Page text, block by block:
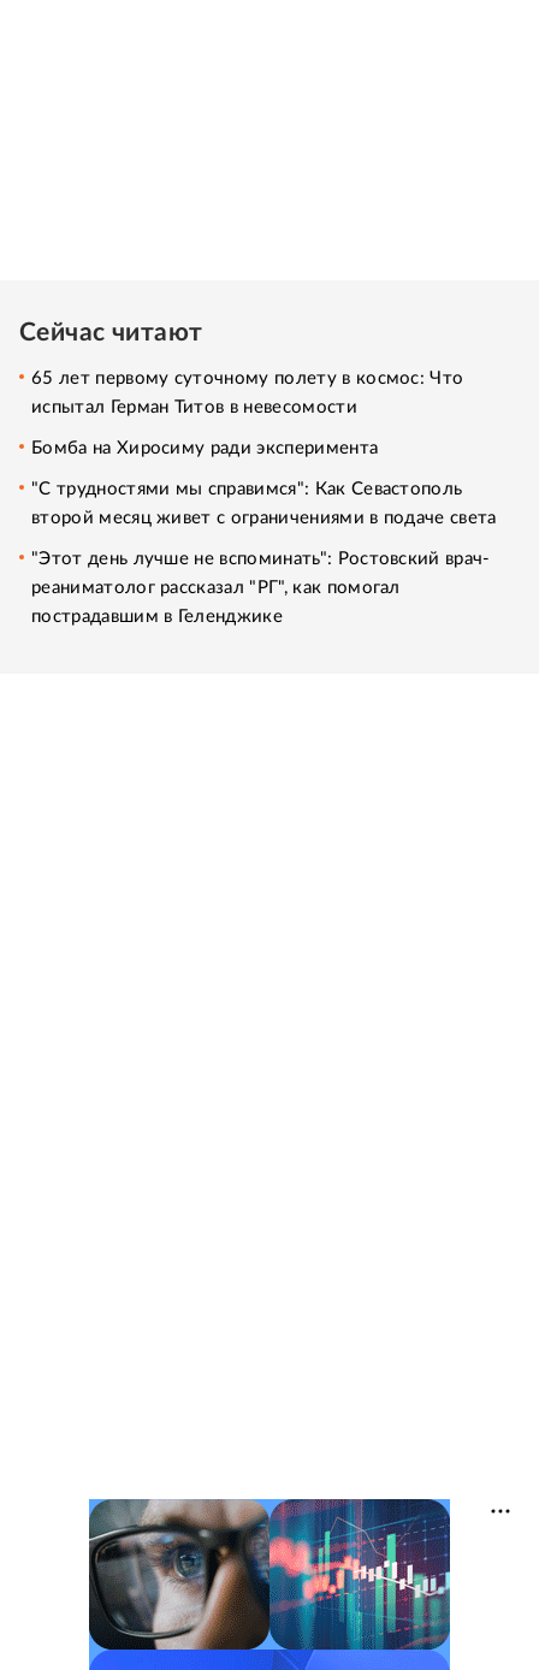
Сейчас читают
65 лет первому суточному полету в космос: Что
испытал Герман Титов в невесомости
Бомба на Хиросиму ради эксперимента
"С трудностями мы справимся": Как Севастополь
второй месяц живет с ограничениями в подаче света
"Этот день лучше не вспоминать": Ростовский врач-
реаниматолог рассказал "РГ", как помогал
пострадавшим в Геленджике